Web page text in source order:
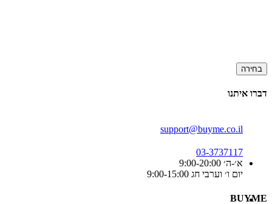
בחירה
דברו איתנו
support@buyme.co.il
03-3737117
א׳-ה׳ 9:00-20:00
יום ו׳ וערבי חג 9:00-15:00
BUYME